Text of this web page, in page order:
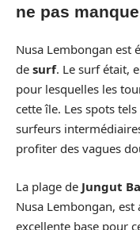
ne pas
Nusa Lembongan est
de surf. Le surf était,
pour lesquelles les
cette île. Les spots
surfeurs
profiter des vagues
La plage de Jungut
Nusa Lembongan, est
excellente base pour